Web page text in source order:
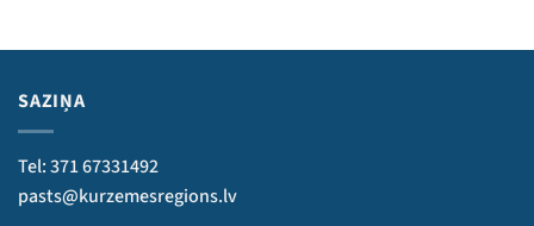
SAZIŅA
Tel: 371 67331492
pasts@kurzemesregions.lv